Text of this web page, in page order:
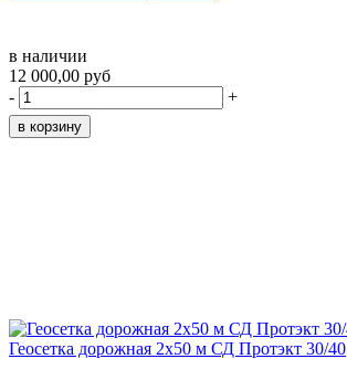
в наличии
12 000,00 руб
-
+
Геосетка дорожная 2х50 м СД Протэкт 30/40